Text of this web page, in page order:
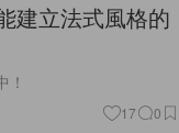
建立法式風格的
17 0